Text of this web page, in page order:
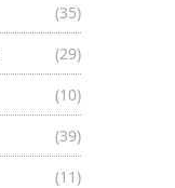
(35)
(29)
(10)
(39)
(11)